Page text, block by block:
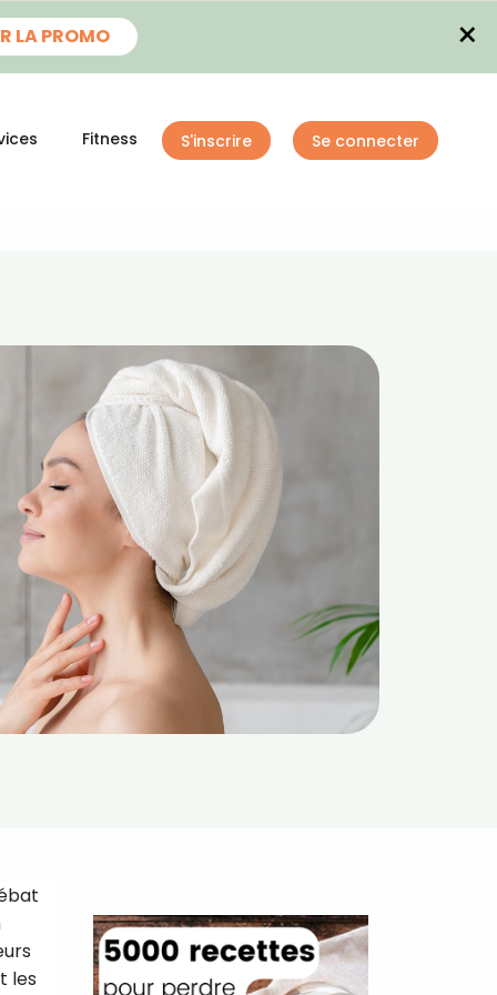
LA PROMO ×
Fitness S'inscrire Se connecter
les